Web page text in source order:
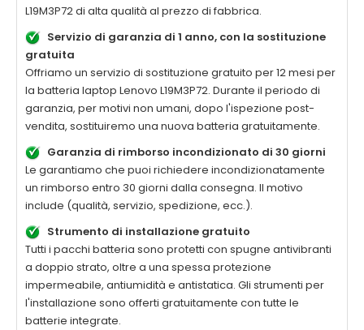
L19M3P72di alta qualità al prezzo di fabbrica.
Servizio di garanzia di 1 anno, con la sostituzione
gratuita
Offriamo un servizio di sostituzione gratuito per 12 mesi per
la batteria laptop Lenovo L19M3P72. Durante il periodo di
garanzia, per motivi non umani, dopo l'ispezione post-
vendita, sostituiremo una nuova batteria gratuitamente.
Garanzia di rimborso incondizionato di 30 giorni
Le garantiamo che puoi richiedere incondizionatamente
un rimborso entro 30 giorni dalla consegna. Il motivo
include (qualità, servizio, spedizione, ecc.).
Strumento di installazione gratuito
Tutti i pacchi batteria sono protetti con spugne antivibranti
a doppio strato, oltre a una spessa protezione
impermeabile, antiumidità e antistatica. Gli strumenti per
l'installazione sono offerti gratuitamente con tutte le
batterie integrate.